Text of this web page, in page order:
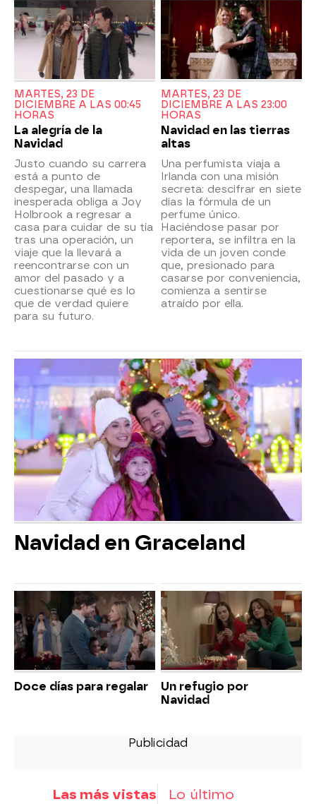
MARTES, 23 DE
DICIEMBRE A LAS 00:45
HORAS
La alegría de la
Navidad
Justo cuando su carrera
está a punto de
despegar, una llamada
inesperada obliga a Joy
Holbrook a regresar a
casa para cuidar de su tía
tras una operación, un
viaje que la llevará a
reencontrarse con un
amor del pasado y a
cuestionarse qué es lo
que de verdad quiere
para su futuro.
MARTES, 23 DE
DICIEMBRE A LAS 23:00
HORAS
Navidad en las tierras
altas
Una perfumista viaja a
Irlanda con una misión
secreta: descifrar en siete
días la fórmula de un
perfume único.
Haciéndose pasar por
reportera, se infiltra en la
vida de un joven conde
que, presionado para
casarse por conveniencia,
comienza a sentirse
atraído por ella.
Navidad en Graceland
Doce días para regalar
Un refugio por
Navidad
Las más vistas Lo último